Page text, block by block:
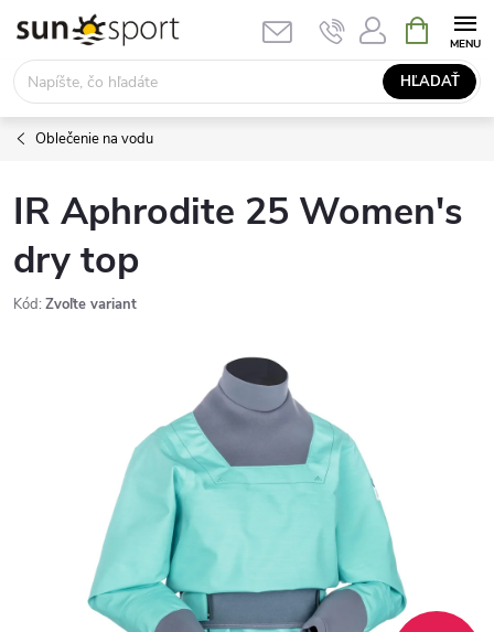
obsah
HĽADAŤ
KOŠÍK
Oblečenie na vodu
IR Aphrodite 25 Women's
dry top
Kód: Zvoľte variant